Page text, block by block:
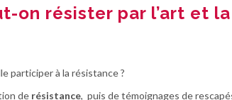
on résister par l’art et
participer à la résistance ?
de résistance, puis de témoignages de